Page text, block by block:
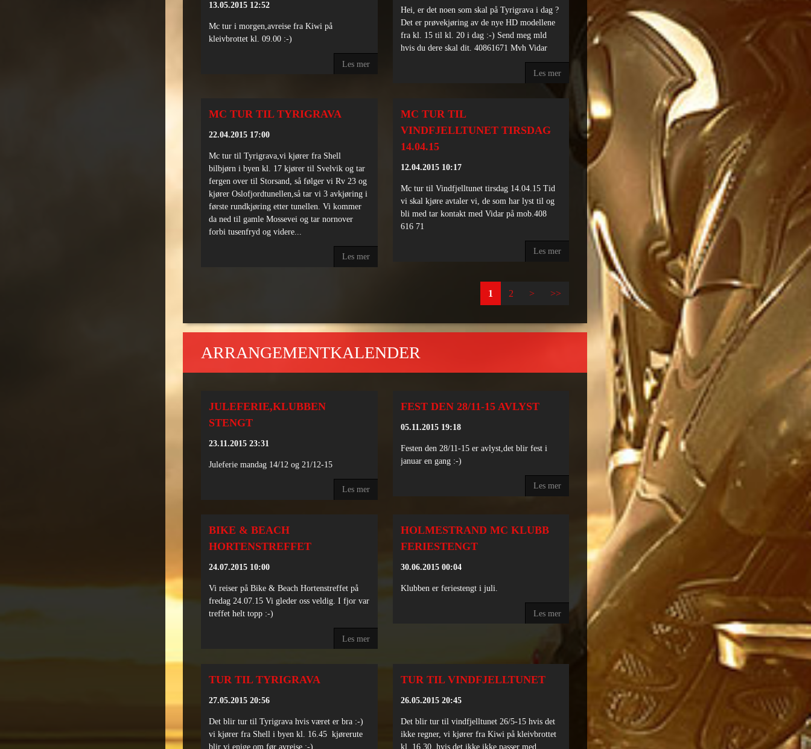
13.05.2015 12:52
Mc tur i morgen,avreise fra Kiwi på
kleivbrottet kl. 09.00 :-)
Les mer
Hei, er det noen som skal på Tyrigrava i dag ?
Det er prøvekjøring av de nye HD modellene
fra kl. 15 til kl. 20 i dag :-) Send meg mld
hvis du dere skal dit. 40861671 Mvh Vidar
Les mer
MC TUR TIL TYRIGRAVA
22.04.2015 17:00
Mc tur til Tyrigrava,vi kjører fra Shell
bilbjørn i byen kl. 17 kjører til Svelvik og tar
fergen over til Storsand, så følger vi Rv 23 og
kjører Oslofjordtunellen,så tar vi 3 avkjøring i
første rundkjøring etter tunellen. Vi kommer
da ned til gamle Mossevei og tar nornover
forbi tusenfryd og videre...
Les mer
MC TUR TIL
VINDFJELLTUNET TIRSDAG
14.04.15
12.04.2015 10:17
Mc tur til Vindfjelltunet tirsdag 14.04.15 Tid
vi skal kjøre avtaler vi, de som har lyst til og
bli med tar kontakt med Vidar på mob.408
616 71
Les mer
1 2 > >>
ARRANGEMENTKALENDER
JULEFERIE,KLUBBEN
STENGT
23.11.2015 23:31
Juleferie mandag 14/12 og 21/12-15
Les mer
FEST DEN 28/11-15 AVLYST
05.11.2015 19:18
Festen den 28/11-15 er avlyst,det blir fest i
januar en gang :-)
Les mer
BIKE & BEACH
HORTENSTREFFET
24.07.2015 10:00
Vi reiser på Bike & Beach Hortenstreffet på
fredag 24.07.15 Vi gleder oss veldig. I fjor var
treffet helt topp :-)
Les mer
HOLMESTRAND MC KLUBB
FERIESTENGT
30.06.2015 00:04
Klubben er feriestengt i juli.
Les mer
TUR TIL TYRIGRAVA
27.05.2015 20:56
Det blir tur til Tyrigrava hvis været er bra :-)
vi kjører fra Shell i byen kl. 16.45 kjørerute
blir vi enige om før avreise :-)
TUR TIL VINDFJELLTUNET
26.05.2015 20:45
Det blir tur til vindfjelltunet 26/5-15 hvis det
ikke regner, vi kjører fra Kiwi på kleivbrottet
kl. 16.30, hvis det ikke ikke passer med